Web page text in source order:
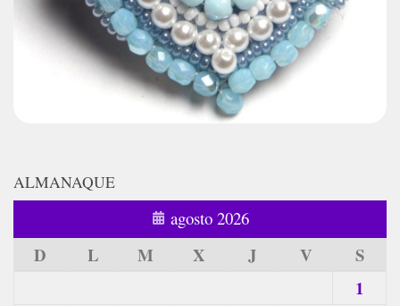
ALMANAQUE
agosto 2026
D L M X J V
S
1